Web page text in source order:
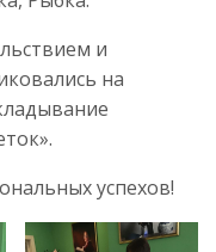
и
на
успехов!